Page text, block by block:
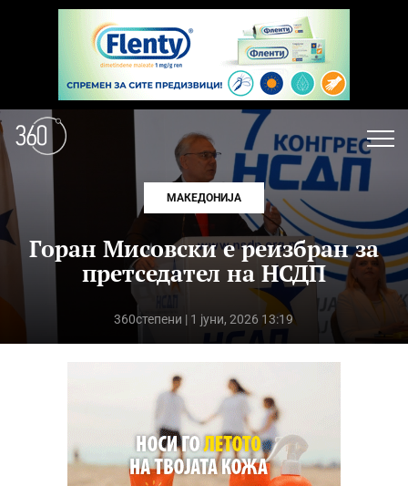
МАКЕДОНИЈА
Горан Мисовски е реизбран за
претседател на НСДП
360степени | 1 јуни, 2026 13:19